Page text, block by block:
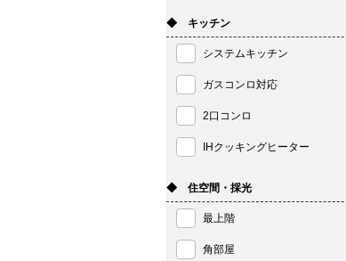
◆ キッチン
システムキッチン
ガスコンロ対応
2口コンロ
IHクッキングヒーター
◆ 住空間・採光
最上階
角部屋